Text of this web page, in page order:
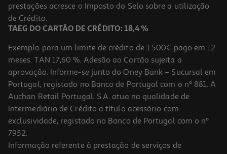
8,89 €
prestações acresce o Imposto do Selo sobre a utilização
de Crédito.
TAEG DO CARTÃO DE CRÉDITO: 18,4 %
Exemplo para um limite de crédito de 1.500€ pago em 12
meses. TAN 17,60 %. Adesão ao Cartão sujeita a
aprovação. Informe-se junto do Oney Bank – Sucursal em
Portugal, registado no Banco de Portugal com o nº 881. A
Auchan Retail Portugal, S.A. atua na qualidade de
Intermediário de Crédito a título acessório com
exclusividade, registado no Banco de Portugal com o nº
7952.
Informação referente à prestação de serviços de